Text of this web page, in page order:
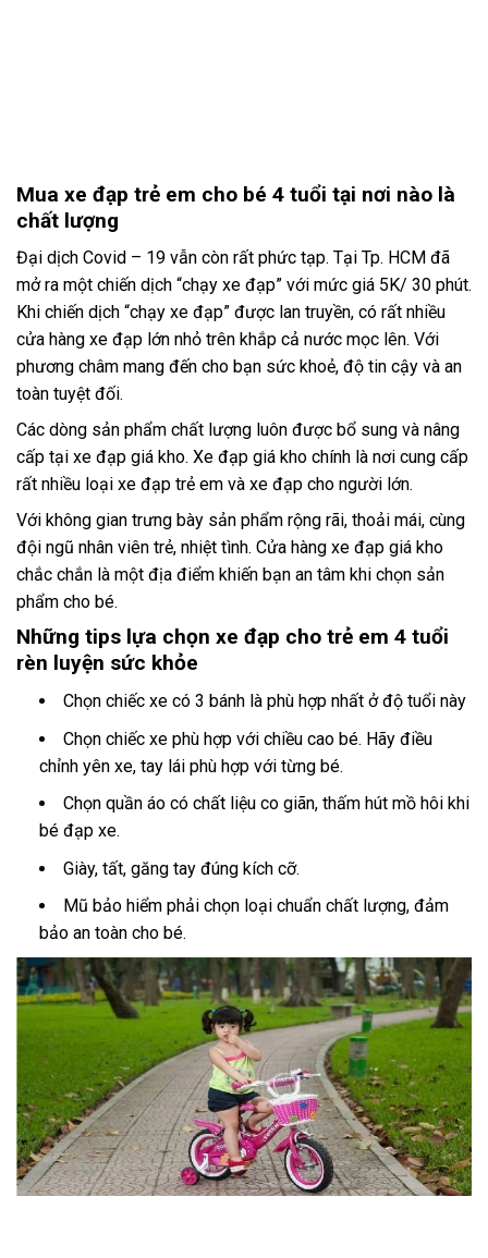
Mua xe đạp trẻ em cho bé 4 tuổi tại nơi nào là
chất lượng
Đại dịch Covid – 19 vẫn còn rất phức tạp. Tại Tp. HCM đã
mở ra một chiến dịch “chạy xe đạp” với mức giá 5K/ 30 phút.
Khi chiến dịch “chạy xe đạp” được lan truyền, có rất nhiều
cửa hàng xe đạp lớn nhỏ trên khắp cả nước mọc lên. Với
phương châm mang đến cho bạn sức khoẻ, độ tin cậy và an
toàn tuyệt đối.
Các dòng sản phẩm chất lượng luôn được bổ sung và nâng
cấp tại xe đạp giá kho. Xe đạp giá kho chính là nơi cung cấp
rất nhiều loại xe đạp trẻ em và xe đạp cho người lớn.
Với không gian trưng bày sản phẩm rộng rãi, thoải mái, cùng
đội ngũ nhân viên trẻ, nhiệt tình. Cửa hàng xe đạp giá kho
chắc chắn là một địa điểm khiến bạn an tâm khi chọn sản
phẩm cho bé.
Những tips lựa chọn xe đạp cho trẻ em 4 tuổi
rèn luyện sức khỏe
Chọn chiếc xe có 3 bánh là phù hợp nhất ở độ tuổi này
Chọn chiếc xe phù hợp với chiều cao bé. Hãy điều
chỉnh yên xe, tay lái phù hợp với từng bé.
Chọn quần áo có chất liệu co giãn, thấm hút mồ hôi khi
bé đạp xe.
Giày, tất, găng tay đúng kích cỡ.
Mũ bảo hiểm phải chọn loại chuẩn chất lượng, đảm
bảo an toàn cho bé.